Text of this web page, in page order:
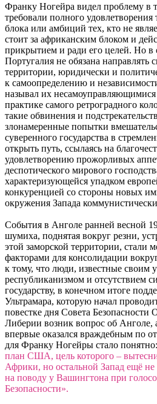
Франку Ногейра видел проблему в
требовали полного
блока или амбиций тех, кто не
стоит за африканским блоком и
прикрытием и ради его целей. Но в
Португалия не обязана направлять
территории, юридически и
к самоопределению и
называл их
практике самого ретроградного
такие обвинения и
злонамеренные попытки
суверенного государства в
открыть путь, ссылаясь на
удовлетворению прожорливых
деспотического мирового
характеризующейся упадком
конкуренцией со стороны новых
окружения Запада
События в Анголе ранней весной
шумиха, поднятая вокруг резни,
этой заморской территории,
факторами для консолидации
к тому, что люди, известные своим
республиканизмом и отсутствием
государству, в конечном итоге
Ультрамара, которую начал
повестке дня Совета
Либерии возник вопрос об Анголе,
впервые оказался враждебным по
для Франку Ногейры стало понятно:
план США, цель которого –
Африки, но остальной Запад ещё
на поводу у Вашингтона при
Безопасности».